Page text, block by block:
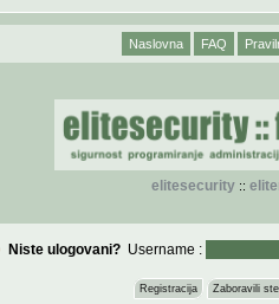
Naslovna FAQ
elitesecurity::
Niste ulogovani?Username :
Registracija Zaboravili